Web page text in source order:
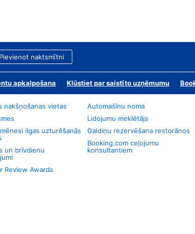
Pievienot naktsmītni
apkalpošana Kļūstiet par saistīto uzņēmumu
nakšņošanas vietas
ilgas uzturēšanās
un brīvdienu
Review Awards
Automašīnu noma
Lidojumu meklētājs
Galdiņu rezervēšana restorānos
Booking.com ceļojumu
konsultantiem